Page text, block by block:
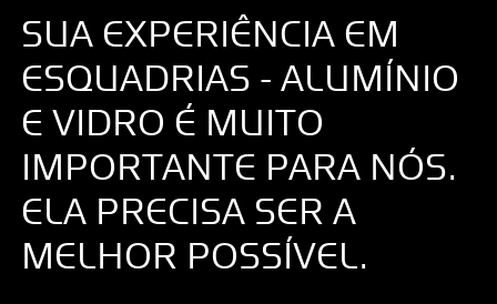
SUA EXPERIÊNCIA EM
ESQUADRIAS - ALUMÍNIO
E VIDRO É MUITO
IMPORTANTE PARA NÓS.
ELA PRECISA SER A
MELHOR POSSÍVEL.